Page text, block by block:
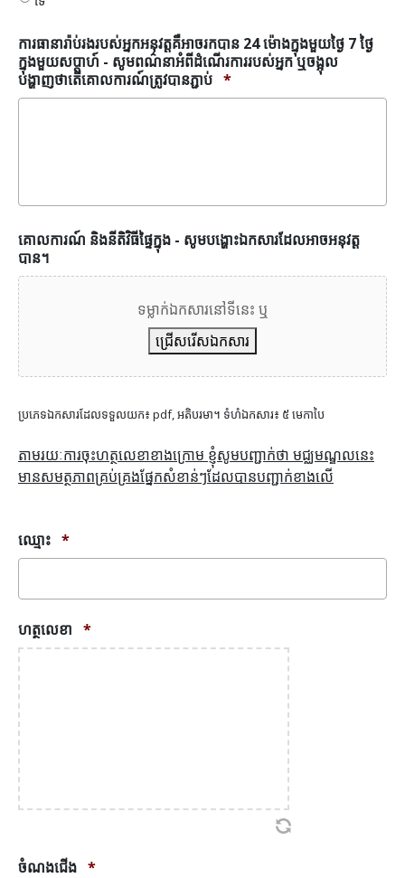
រកបាន
ម៉ោង
ក្នុង
មួយ
ថ្ងៃ
*
ការធានារ៉ាប់រងរបស់អ្នកអនុវត្តគឺអាចរកបាន 24 ម៉ោងក្នុងមួយថ្ងៃ 7 ថ្ងៃ
ក្នុងមួយសប្តាហ៍ - សូមពណ៌នាអំពីដំណើរការរបស់អ្នក ឬចង្អុល
បង្ហាញថាតើគោលការណ៍ត្រូវបានភ្ជាប់ *
គោលការណ៍ និងនីតិវិធីផ្ទៃក្នុង - សូមបង្ហោះឯកសារដែលអាចអនុវត្ត
បាន។
ទម្លាក់ឯកសារនៅទីនេះ ឬ
ជ្រើសរើសឯកសារ
ប្រភេទឯកសារដែលទទួលយក៖ pdf, អតិបរមា។ ទំហំឯកសារ៖ ៥ មេកាបៃ
តាមរយៈការចុះហត្ថលេខាខាងក្រោម ខ្ញុំសូមបញ្ជាក់ថា មជ្ឈមណ្ឌលនេះ
មានសមត្ថភាពគ្រប់គ្រងផ្នែកសំខាន់ៗដែលបានបញ្ជាក់ខាងលើ
ឈ្មោះ *
ហត្ថលេខា *
ចំណងជើង *